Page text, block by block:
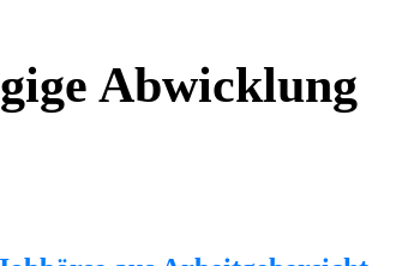
Abwicklung